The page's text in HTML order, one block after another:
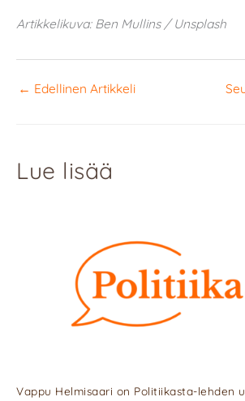
Artikkelikuva: Ben Mullins / Unsplash
← Edellinen Artikkeli
Lue lisää
Vappu Helmisaari on Politiikasta-lehden